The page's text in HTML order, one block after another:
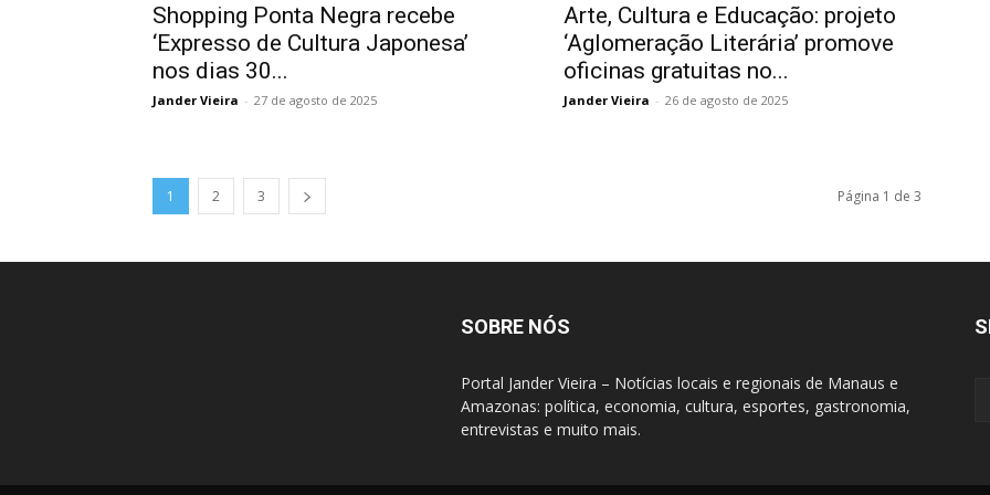
Shopping Ponta Negra recebe
‘Expresso de Cultura Japonesa’
nos dias 30...
Jander Vieira - 27 de agosto de 2025
Arte, Cultura e Educação: projeto
‘Aglomeração Literária’ promove
oficinas gratuitas no...
Jander Vieira - 26 de agosto de 2025
1 2 3 Página 1 de 3
SOBRE NÓS
Portal Jander Vieira – Notícias locais e regionais de Manaus e
Amazonas: política, economia, cultura, esportes, gastronomia,
entrevistas e muito mais.